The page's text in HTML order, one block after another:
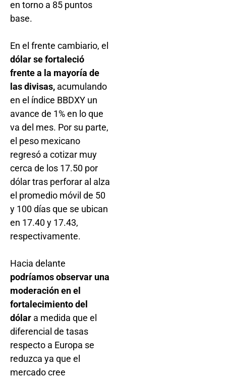
en torno a 85 puntos
base.
En el frente cambiario, el
dólar se fortaleció
frente a la mayoría de
las divisas, acumulando
en el índice BBDXY un
avance de 1% en lo que
va del mes. Por su parte,
el peso mexicano
regresó a cotizar muy
cerca de los 17.50 por
dólar tras perforar al alza
el promedio móvil de 50
y 100 días que se ubican
en 17.40 y 17.43,
respectivamente.
Hacia delante
podríamos observar una
moderación en el
fortalecimiento del
dólar a medida que el
diferencial de tasas
respecto a Europa se
reduzca ya que el
mercado cree